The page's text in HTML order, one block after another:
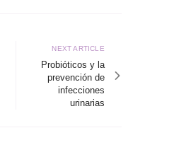
Next
article
NEXT ARTICLE
Probióticos y la
prevención de
infecciones
urinarias